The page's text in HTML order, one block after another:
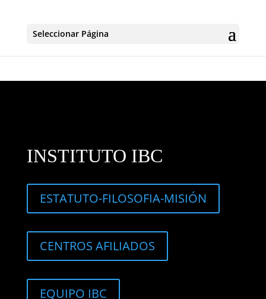
Seleccionar Página
INSTITUTO IBC
ESTATUTO-FILOSOFIA-MISIÓN
CENTROS AFILIADOS
EQUIPO IBC